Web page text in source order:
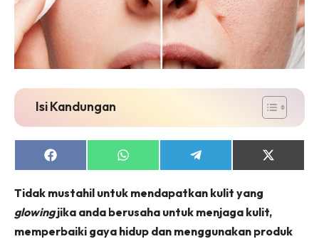
Isi Kandungan
Share
on
Share
on
Share
on
Share
on
Tidak mustahil untuk mendapatkan kulit yang
glowingjika anda berusaha untuk menjaga kulit,
memperbaiki gaya hidup dan menggunakan produk